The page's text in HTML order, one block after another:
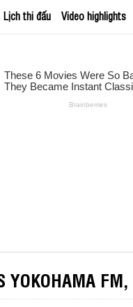
Lịch thi đấu Video highlights
YOKOHAMA